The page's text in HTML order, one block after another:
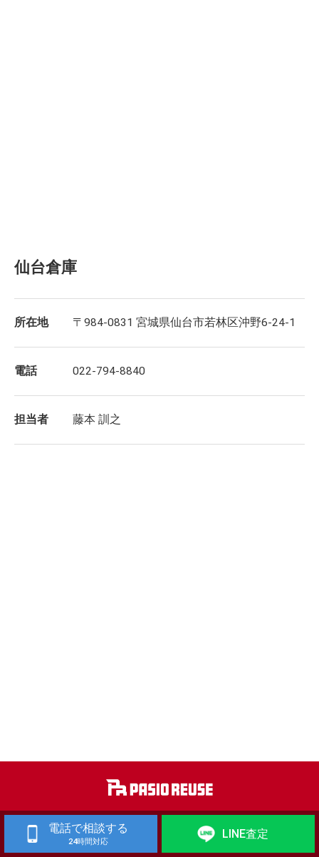
仙台倉庫
所在地 〒984-0831 宮城県仙台市若林区沖野6-24-1
電話 022-794-8840
担当者 藤本 訓之
電話で相談する
24時間対応
LINE査定
工作機械 買取
自動車整備機械・自動車板金機械 買取 金属加工機械・建築板金機械 買取